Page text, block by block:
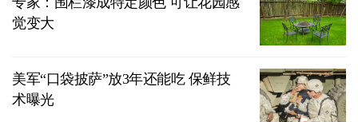
觉变大
美军“口袋披萨”放3年还能吃 保鲜技
术曝光